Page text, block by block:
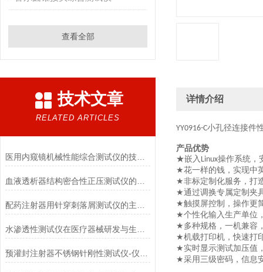
查看全部
技术文章
RELATED ARTICLES
医用内窥镜机械性能综合测试仪的技术特点详解
详情介绍
YY0916-C小孔径连接件
产品优势
★嵌入 Linux操作系统，
★花一样的钱，实现中
★非标定制化服务，打
★通过调换专属定制夹
★触摸屏控制，操作更
★个性化输入生产单位
★ 多种规格，一机兼容
★机载打印机，快速打
★ 实时显示测试加压值
★采用三级密码，信息